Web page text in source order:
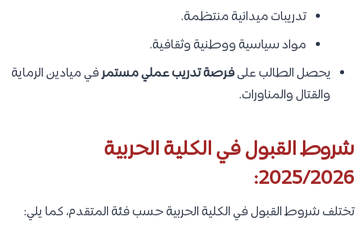
تدريبات ميدانية منتظمة.
مواد سياسية ووطنية وثقافية.
يحصل الطالب علىفرصة تدريب عملي مستمرفي ميادين الرماية
والقتال والمناورات.
شروط القبول في الكلية الحربية
2025/2026:
تختلف شروط القبول في الكلية الحربية حسب فئة المتقدم، كما يلي: